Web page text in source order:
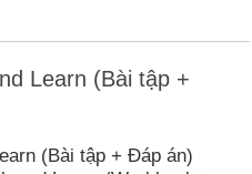
Learn (Bài tập +
(Bài tập + Đáp án)